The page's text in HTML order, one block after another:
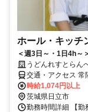
ホール・キッチ
＜週3日～・1日4h～
うどんれすとら
交通・アクセス 常
時給1,074円以上
茨城県日立市
勤務時間詳細 【勤